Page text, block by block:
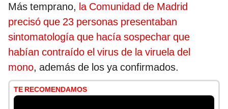
Más temprano, la Comunidad de Madrid
precisó que 23 personas presentaban
sintomatología que hacía sospechar que
habían contraído el virus de la viruela del
mono, además de los ya confirmados.
TE RECOMENDAMOS